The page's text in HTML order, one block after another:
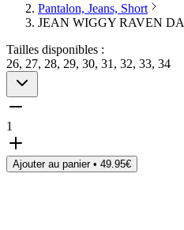
Pantalon, Jeans, Short
JEAN WIGGY RAVEN
Tailles disponibles :
26, 27, 28, 29, 30, 31, 32, 33, 34
1
Ajouter au panier • 49.95€